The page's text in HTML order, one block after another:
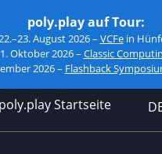
poly.play auf Tour:
August 2026 – VCFein
Oktober 2026 – Classic
2026 – Flashback